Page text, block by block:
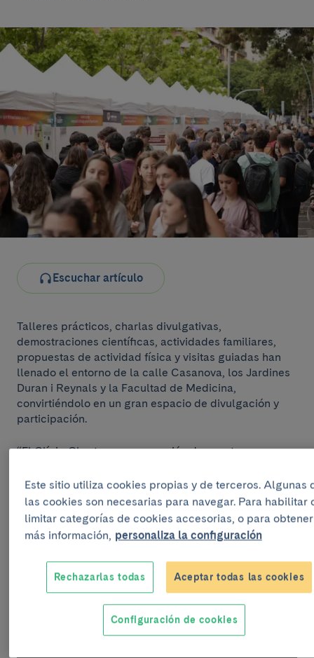
Escuchar artículo
Talleres prácticos, charlas divulgativas,
demostraciones científicas, actividades familiares,
propuestas de actividad física y visitas guiadas han
llenado el entorno de la calle Casanova, los Jardines
Duran i Reynals y la Facultad de Medicina,
convirtiéndolo en un gran espacio de divulgación y
participación.
“El Clínic Obert es una expresión de nuestro
para explicar qué hacemos, cómo lo hacemos y por
qué lo hacemos. Es una jornada para compartir
conocimiento, fomentar la prevención y reforzar el
vínculo entre los profesionales y la ciudadanía”,
explicaAntoni Castells, director asistencial del
Hospital Clínic Barcelona y portavoz del Clínic Obert.
Este sitio utiliza cookies propias y de terceros. Algunas
las cookies son necesarias para navegar. Para habilitar
limitar categorías de cookies accesorias, o para obtener
más información, personaliza la configuración
Rechazarlas todas Aceptar todas las cookies
Configuración de cookies